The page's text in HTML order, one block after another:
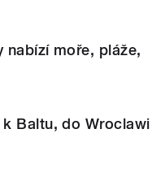
nabízí moře, pláže,
Baltu, do Wroclawi